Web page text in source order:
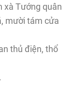
xà Tướng quân
mười tám cửa
thủ điện, thổ